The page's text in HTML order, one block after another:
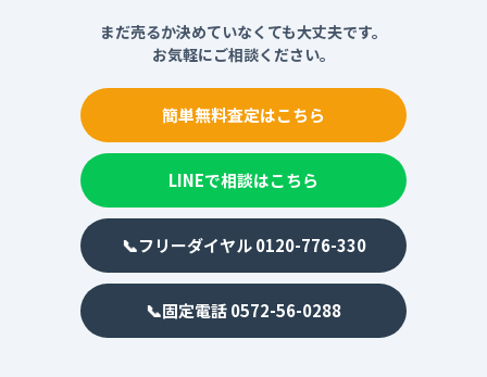
まだ売るか決めていなくても大丈夫です。
お気軽にご相談ください。
簡単無料査定はこちら
LINEで相談はこちら
📞フリーダイヤル 0120-776-330
📞固定電話 0572-56-0288